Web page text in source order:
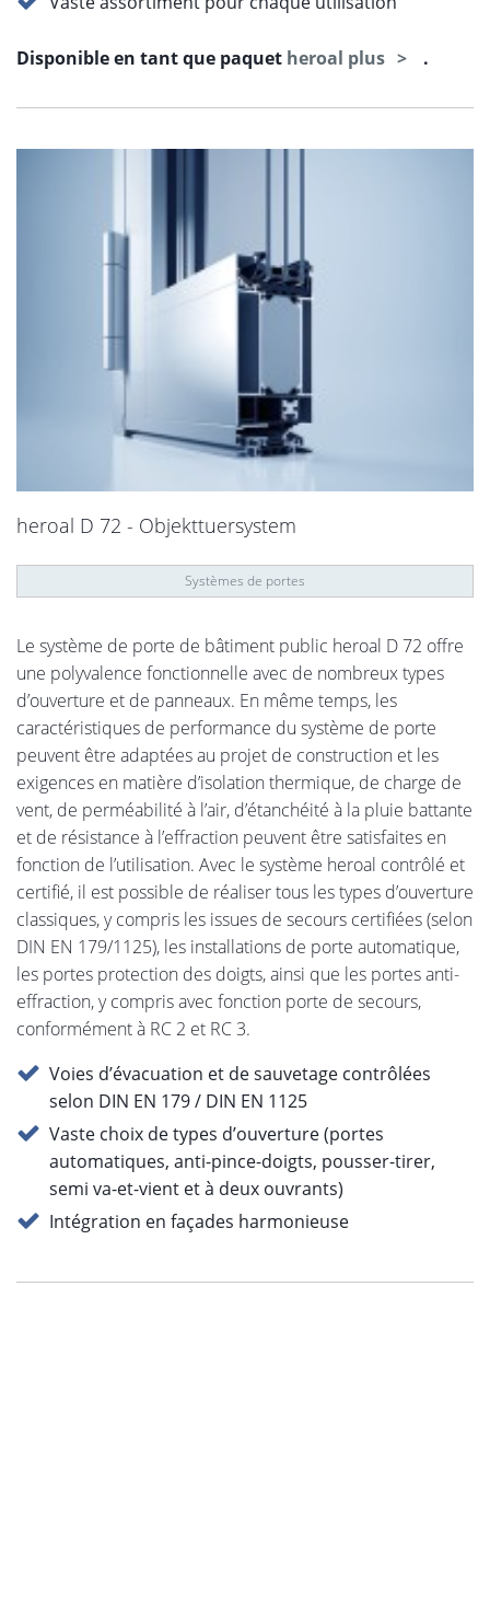
Disponible en tant que paquet heroal plus .
heroal D 72 - Objekttuersystem
Systèmes de portes
Le système de porte de bâtiment public heroal D 72 offre
une polyvalence fonctionnelle avec de nombreux types
d’ouverture et de panneaux. En même temps, les
caractéristiques de performance du système de porte
peuvent être adaptées au projet de construction et les
exigences en matière d’isolation thermique, de charge de
vent, de perméabilité à l’air, d’étanchéité à la pluie battante
et de résistance à l’effraction peuvent être satisfaites en
fonction de l’utilisation. Avec le système heroal contrôlé et
certifié, il est possible de réaliser tous les types d’ouverture
classiques, y compris les issues de secours certifiées (selon
DIN EN 179/1125), les installations de porte automatique,
les portes protection des doigts, ainsi que les portes anti-
effraction, y compris avec fonction porte de secours,
conformément à RC 2 et RC 3.
Voies d’évacuation et de sauvetage contrôlées
selon DIN EN 179 / DIN EN 1125
Vaste choix de types d’ouverture (portes
automatiques, anti-pince-doigts, pousser-tirer,
semi va-et-vient et à deux ouvrants)
Intégration en façades harmonieuse